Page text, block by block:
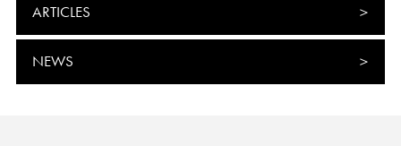
ARTICLES
NEWS